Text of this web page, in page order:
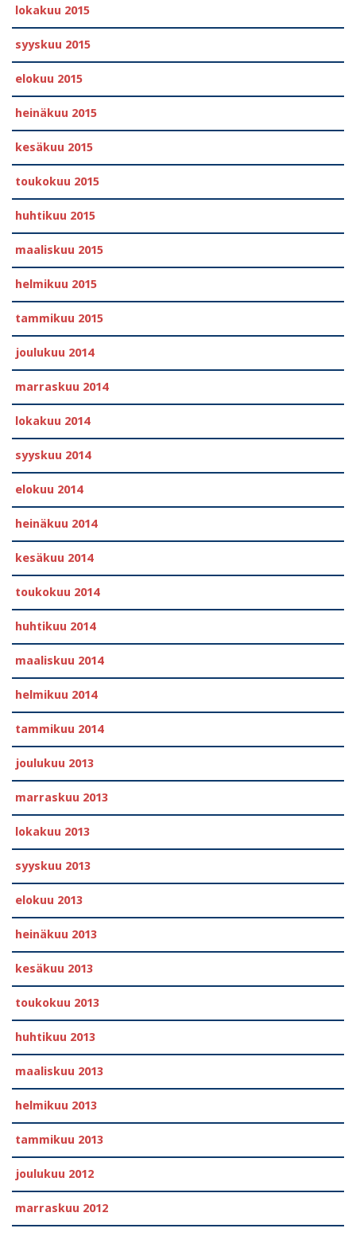
lokakuu 2015
syyskuu 2015
elokuu 2015
heinäkuu 2015
kesäkuu 2015
toukokuu 2015
huhtikuu 2015
maaliskuu 2015
helmikuu 2015
tammikuu 2015
joulukuu 2014
marraskuu 2014
lokakuu 2014
syyskuu 2014
elokuu 2014
heinäkuu 2014
kesäkuu 2014
toukokuu 2014
huhtikuu 2014
maaliskuu 2014
helmikuu 2014
tammikuu 2014
joulukuu 2013
marraskuu 2013
lokakuu 2013
syyskuu 2013
elokuu 2013
heinäkuu 2013
kesäkuu 2013
toukokuu 2013
huhtikuu 2013
maaliskuu 2013
helmikuu 2013
tammikuu 2013
joulukuu 2012
marraskuu 2012